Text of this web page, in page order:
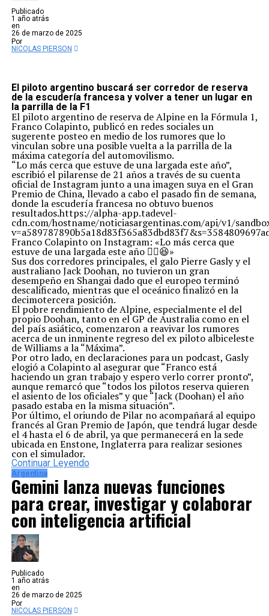
Publicado
1 año atrás
en
26 de marzo de 2025
Por
NICOLAS PIERSON
El piloto argentino buscará ser corredor de reserva
de la escudería francesa y volver a tener un lugar en
la parrilla de la F1
El piloto argentino de reserva de Alpine en la Fórmula 1,
Franco Colapinto, publicó en redes sociales un
sugerente posteo en medio de los rumores que lo
vinculan sobre una posible vuelta a la parrilla de la
máxima categoría del automovilismo.
“Lo más cerca que estuve de una largada este año”,
escribió el pilarense de 21 años a través de su cuenta
oficial de Instagram junto a una imagen suya en el Gran
Premio de China, llevado a cabo el pasado fin de semana,
donde la escudería francesa no obtuvo buenos
resultados.https://alpha-app.tadevel-
cdn.com/hostname/noticiasargentinas.com/api/v1/
Franco Colapinto on Instagram: «Lo más cerca que
estuve de una largada este año ✌🏼😆»
Sus dos corredores principales, el galo Pierre Gasly y el
australiano Jack Doohan, no tuvieron un gran
desempeño en Shangai dado que el europeo terminó
descalificado, mientras que el oceánico finalizó en la
decimotercera posición.
El pobre rendimiento de Alpine, especialmente el del
propio Doohan, tanto en el GP de Australia como en el
del país asiático, comenzaron a reavivar los rumores
acerca de un inminente regreso del ex piloto albiceleste
de Williams a la “Máxima”.
Por otro lado, en declaraciones para un podcast, Gasly
elogió a Colapinto al asegurar que “Franco está
haciendo un gran trabajo y espero verlo correr pronto”,
aunque remarcó que “todos los pilotos reserva quieren
el asiento de los oficiales” y que “Jack (Doohan) el año
pasado estaba en la misma situación”.
Por último, el oriundo de Pilar no acompañará al equipo
francés al Gran Premio de Japón, que tendrá lugar desde
el 4 hasta el 6 de abril, ya que permanecerá en la sede
ubicada en Enstone, Inglaterra para realizar sesiones
con el simulador.
Continuar Leyendo
Argentina
Gemini lanza nuevas funciones
para crear, investigar y colaborar
con inteligencia artificial
Publicado
1 año atrás
en
26 de marzo de 2025
Por
NICOLAS PIERSON